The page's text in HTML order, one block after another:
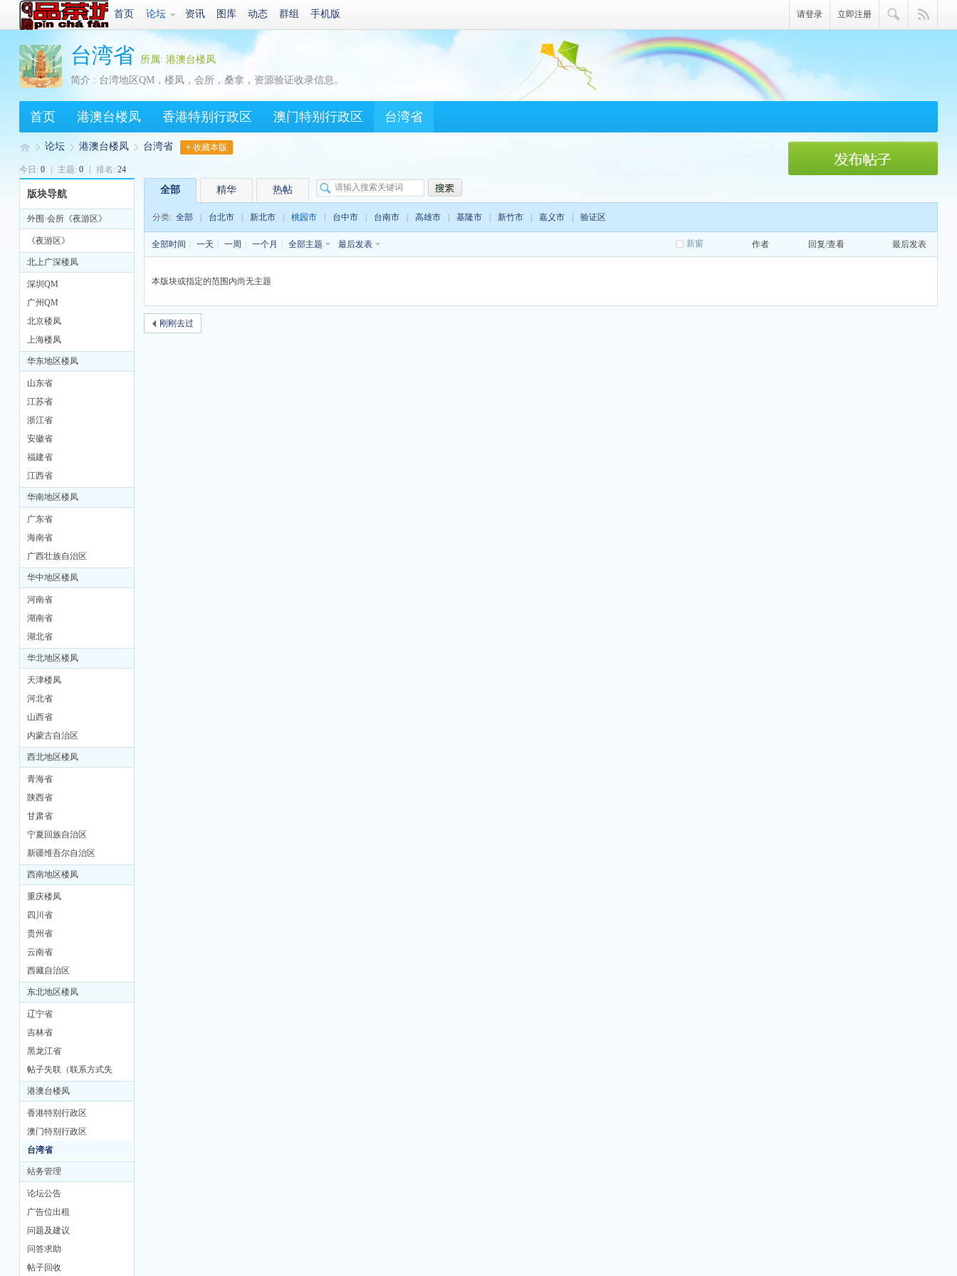
首页 论坛 资讯 图库 动态 群组 手机版 请登录 立即注册
台湾省
所属: 港澳台楼凤
简介 : 台湾地区QM，楼凤，会所，桑拿，资源验证收录信息。
首页 港澳台楼凤 香港特别行政区 澳门特别行政区 台湾省
Q
M
品
茶
坊
»
论坛
›
港澳台楼凤
›
台湾省 + 收藏本版
今日: 0 主题: 0 排名: 24
版块导航
外围·会所《夜游区》
《夜游区》
北上广深楼凤
深圳QM
广州QM
北京楼凤
上海楼凤
华东地区楼凤
山东省
江苏省
浙江省
安徽省
福建省
江西省
华南地区楼凤
广东省
海南省
广西壮族自治区
华中地区楼凤
河南省
湖南省
湖北省
华北地区楼凤
天津楼凤
河北省
山西省
内蒙古自治区
西北地区楼凤
青海省
陕西省
甘肃省
宁夏回族自治区
新疆维吾尔自治区
西南地区楼凤
重庆楼凤
四川省
贵州省
云南省
西藏自治区
东北地区楼凤
辽宁省
吉林省
黑龙江省
帖子失联（联系方式失
联）
港澳台楼凤
香港特别行政区
澳门特别行政区
台湾省
站务管理
论坛公告
广告位出租
问题及建议
问答求助
帖子回收
全部 精华 热帖
分类: 全部 台北市 新北市 桃园市 台中市 台南市 高雄市 基隆市 新竹市 嘉义市 验证区
新窗
全部时间 一天 一周 一个月 全部主题 最后发表 作者 回复/查看 最后发表
本版块或指定的范围内尚无主题
刚刚去过